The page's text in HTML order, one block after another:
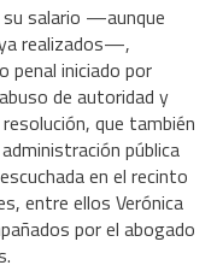
su salario —aunque
realizados—,
penal iniciado por
de autoridad y
que también
pública
en el recinto
entre ellos Verónica
por el abogado